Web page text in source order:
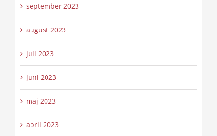
september 2023
august 2023
juli 2023
juni 2023
maj 2023
april 2023